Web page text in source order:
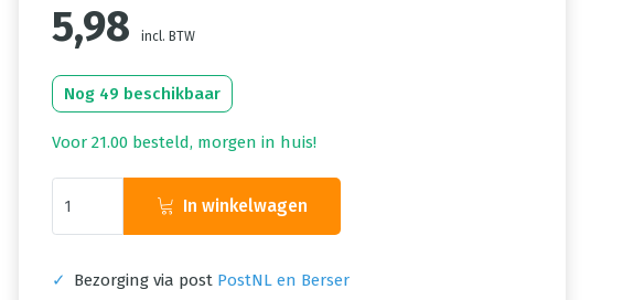
5,98 incl. BTW
Nog 49 beschikbaar
Voor 21.00 besteld, morgen in huis!
In winkelwagen
✓ Bezorging via post PostNL en Berser